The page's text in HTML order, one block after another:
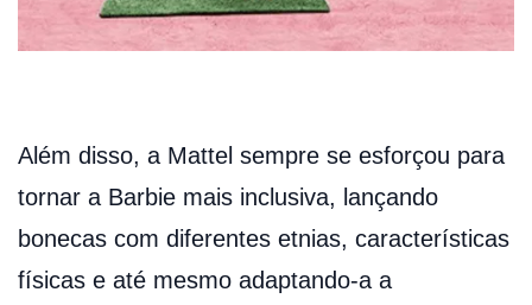
Além disso, a Mattel sempre se esforçou para
tornar a Barbie mais inclusiva, lançando
bonecas com diferentes etnias, características
físicas e até mesmo adaptando-a a